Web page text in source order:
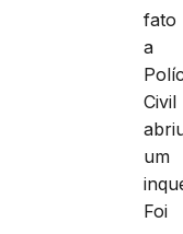
fato
a
Civil
um
Foi